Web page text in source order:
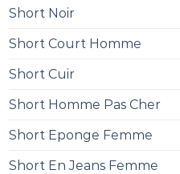
Short Noir
Short Court Homme
Short Cuir
Short Homme Pas Cher
Short Eponge Femme
Short En Jeans Femme